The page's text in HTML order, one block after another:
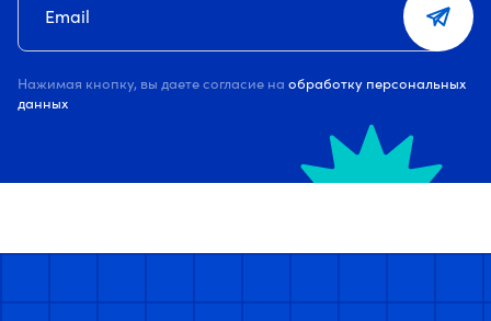
Нажимая кнопку, вы даете согласие на обработку персональных
данных